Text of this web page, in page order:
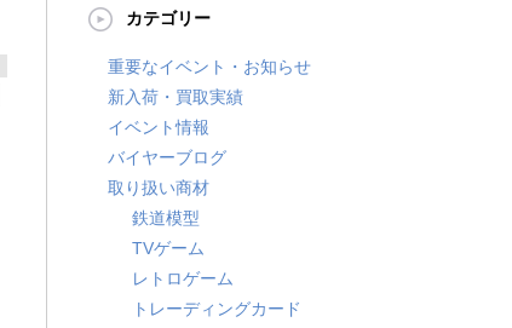
カテゴリー
重要なイベント・お知らせ
新入荷・買取実績
イベント情報
バイヤーブログ
取り扱い商材
鉄道模型
TVゲーム
レトロゲーム
トレーディングカード